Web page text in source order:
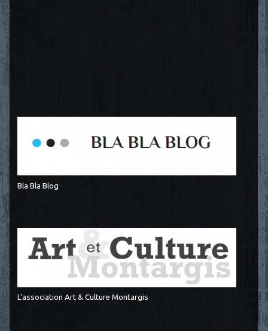
Bla Bla Blog
L'association Art & Culture Montargis